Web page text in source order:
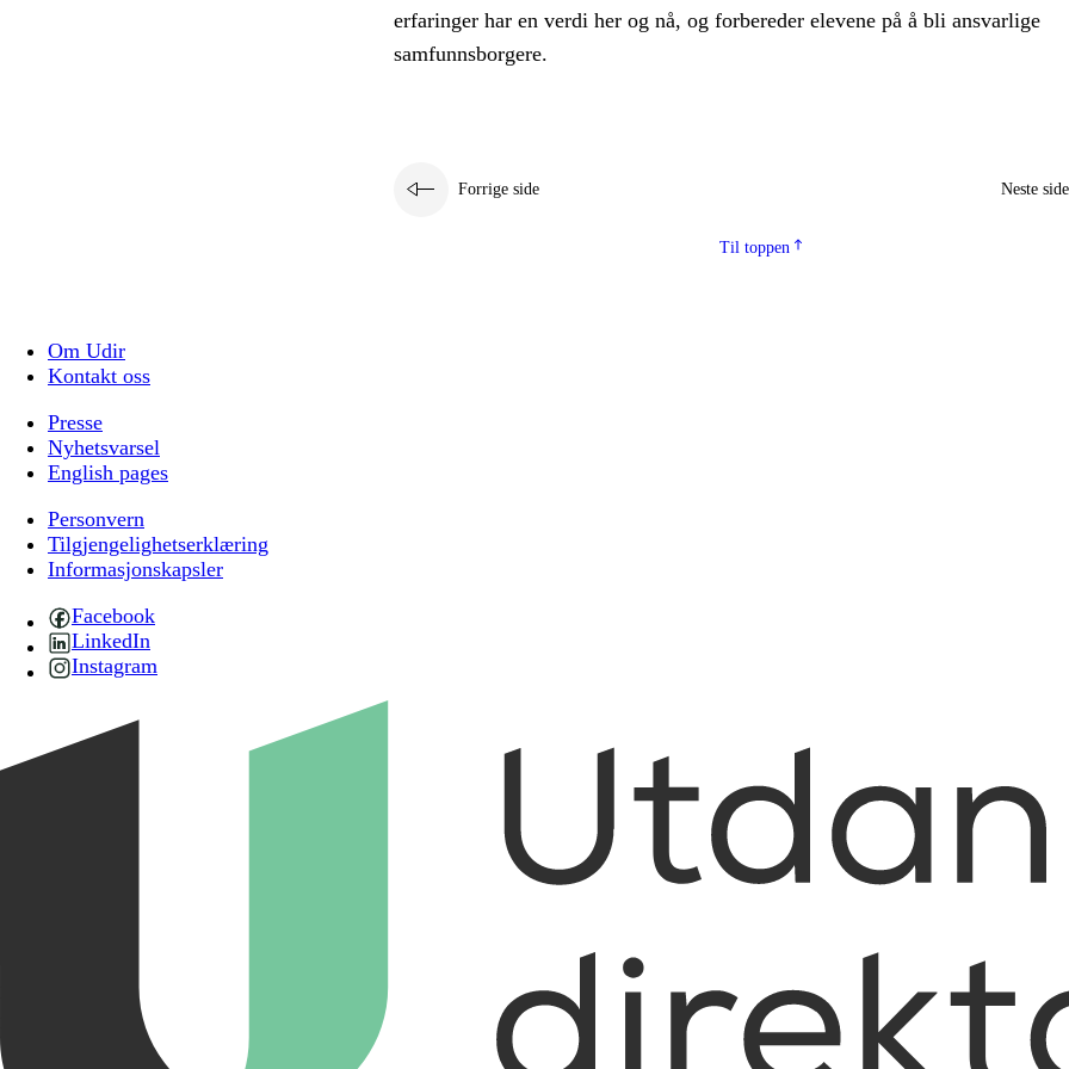
erfaringer har en verdi her og nå, og forbereder elevene på å bli ansvarlige
samfunnsborgere.
Forrige side Neste side
Til toppen
Om Udir
Kontakt oss
Presse
Nyhetsvarsel
English pages
Personvern
Tilgjengelighetserklæring
Informasjonskapsler
Facebook
LinkedIn
Instagram